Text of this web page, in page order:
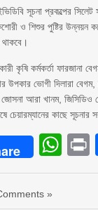
সূচনা প্রকল্পের সিলেট
ও শিশুর পুষ্টির উন্নয়ন
কর্মকর্তা ফারজানা
উপকার ভোগী দিলারা
আরা খানম,
কাছে সূচনার
»